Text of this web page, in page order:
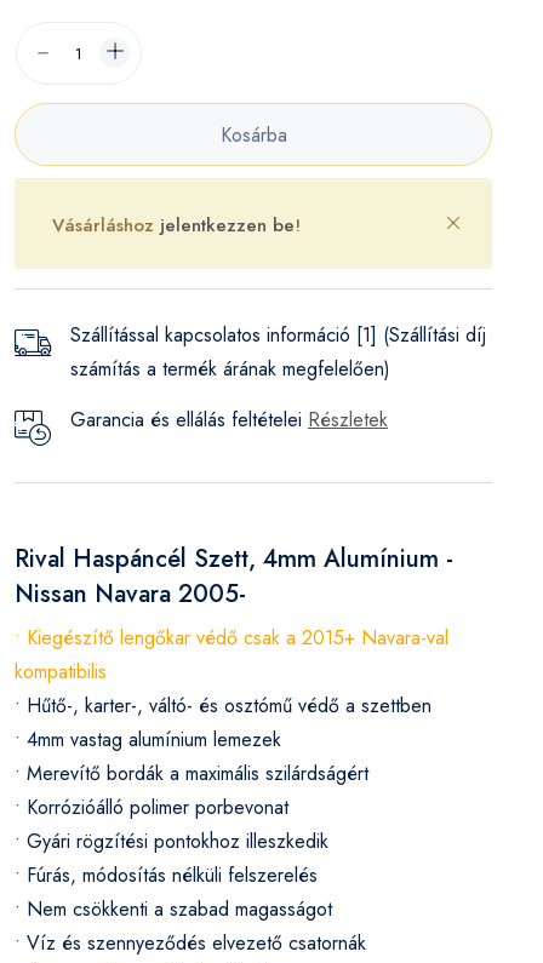
Kosárba
Vásárláshoz jelentkezzen be!
Szállítással kapcsolatos információ [1] (Szállítási díj
számítás a termék árának megfelelően)
Garancia és ellálás feltételei Részletek
Rival Haspáncél Szett, 4mm Alumínium -
Nissan Navara 2005-
• Kiegészítő lengőkar védő csak a 2015+ Navara-val
kompatibilis
• Hűtő-, karter-, váltó- és osztómű védő a szettben
• 4mm vastag alumínium lemezek
• Merevítő bordák a maximális szilárdságért
• Korrózióálló polimer porbevonat
• Gyári rögzítési pontokhoz illeszkedik
• Fúrás, módosítás nélküli felszerelés
• Nem csökkenti a szabad magasságot
• Víz és szennyeződés elvezető csatornák